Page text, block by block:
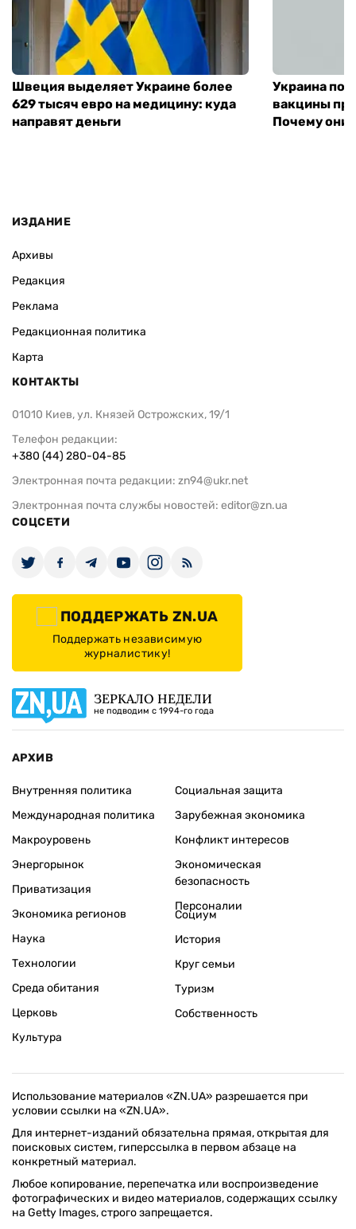
Швеция выделяет Украине более
629 тысяч евро на медицину: куда
направят деньги
Украина
вакцины
Почему они
ИЗДАНИЕ
Архивы
Редакция
Реклама
Редакционная политика
Карта
КОНТАКТЫ
01010 Киев, ул. Князей Острожских, 19/1
Телефон редакции:
+380 (44) 280-04-85
Электронная почта редакции: zn94@ukr.net
Электронная почта службы новостей: editor@zn.ua
СОЦСЕТИ
ПОДДЕРЖАТЬ ZN.UA
Поддержать независимую
журналистику!
ЗЕРКАЛО НЕДЕЛИ
не подводим с 1994-го года
АРХИВ
Внутренняя политика
Международная политика
Макроуровень
Энергорынок
Приватизация
Экономика регионов
Социальная защита
Зарубежная экономика
Конфликт интересов
Экономическая
безопасность
Персоналии
Наука
Технологии
Среда обитания
Церковь
Культура
Социум
История
Круг семьи
Туризм
Собственность
Использование материалов «ZN.UA» разрешается при
условии ссылки на «ZN.UA».
Для интернет-изданий обязательна прямая, открытая для
поисковых систем, гиперссылка в первом абзаце на
конкретный материал.
Любое копирование, перепечатка или воспроизведение
фотографических и видео материалов, содержащих ссылку
на Getty Images, строго запрещается.